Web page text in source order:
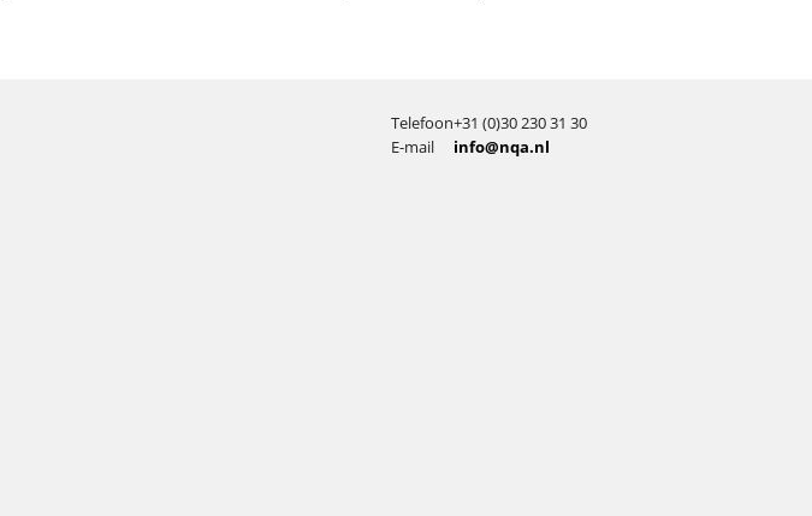
Telefoon+31 (0)30 230 31 30
E-mail
info@nqa.nl